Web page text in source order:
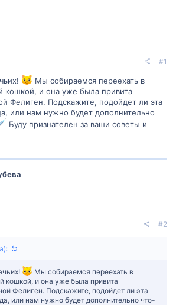
#1
Мы собираемся переехать в
кошкой, и она уже была привита
Фелиген. Подскажите, подойдет ли эта
или нам нужно будет дополнительно
Буду признателен за ваши советы и
#2
Мы собираемся переехать в
кошкой, и она уже была привита
Фелиген. Подскажите, подойдет ли эта
или нам нужно будет дополнительно что-